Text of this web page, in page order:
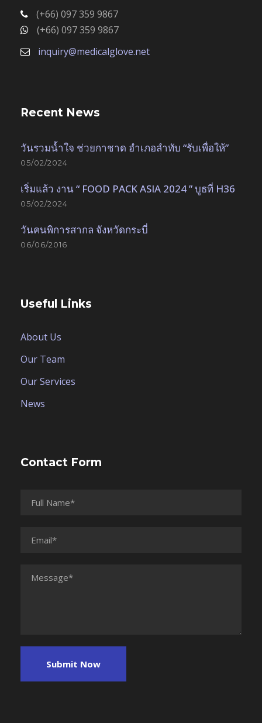
(+66) 097 359 9867
(+66) 097 359 9867
inquiry@medicalglove.net
Recent News
วันรวมน้ำใจ ช่วยกาชาด อำเภอลำทับ “รับเพื่อให้”
05/02/2024
เริ่มแล้ว งาน “ FOOD PACK ASIA 2024 ” บูธที่ H36
05/02/2024
วันคนพิการสากล จังหวัดกระบี่
06/06/2016
Useful Links
About Us
Our Team
Our Services
News
Contact Form